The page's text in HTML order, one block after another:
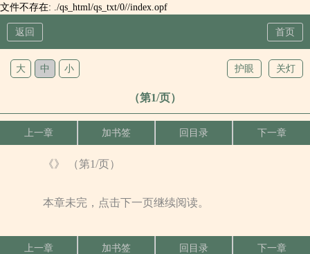
文件不存在: ./qs_html/qs_txt/0//index.opf
返回 首页
关灯
护眼
大 中 小
（第1/页）
上一章 加书签 回目录 下一章
《》 （第1/页）
本章未完，点击下一页继续阅读。
上一章 加书签 回目录 下一章